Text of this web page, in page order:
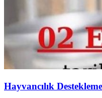
Hayvancılık